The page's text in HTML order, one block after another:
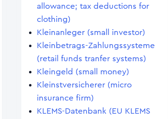
allowance; tax deductions for
clothing)
Kleinanleger (small investor)
Kleinbetrags-Zahlungssysteme
(retail funds tranfer systems)
Kleingeld (small money)
Kleinstversicherer (micro
insurance firm)
KLEMS-Datenbank (EU KLEMS